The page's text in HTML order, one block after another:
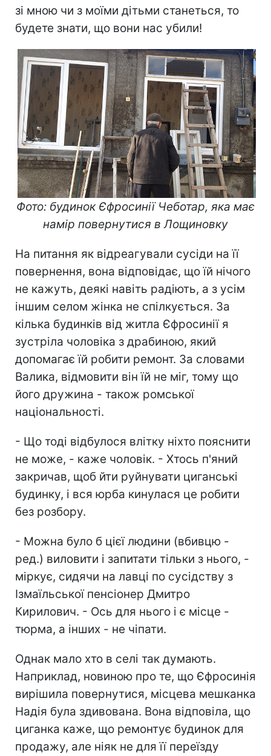
зі мною чи з моїми дітьми станеться, то
будете знати, що вони нас убили!
Фото: будинок Єфросинії Чеботар, яка має
намір повернутися в Лощиновку
На питання як відреагували сусіди на її
повернення, вона відповідає, що їй нічого
не кажуть, деякі навіть радіють, а з усім
іншим селом жінка не спілкується. За
кілька будинків від житла Єфросинії я
зустріла чоловіка з драбиною, який
допомагає їй робити ремонт. За словами
Валика, відмовити він їй не міг, тому що
його дружина - також ромської
національності.
- Що тоді відбулося влітку ніхто пояснити
не може, - каже чоловік. - Хтось п'яний
закричав, щоб йти руйнувати циганські
будинку, і вся юрба кинулася це робити
без розбору.
- Можна було б цієї людини (вбивцю -
ред.) виловити і запитати тільки з нього, -
міркує, сидячи на лавці по сусідству з
Ізмаїльської пенсіонер Дмитро
Кирилович. - Ось для нього і є місце -
тюрма, а інших - не чіпати.
Однак мало хто в селі так думають.
Наприклад, новиною про те, що Єфросинія
вирішила повернутися, місцева мешканка
Надія була здивована. Вона відповіла, що
циганка каже, що ремонтує будинок для
продажу, але ніяк не для її переїзду